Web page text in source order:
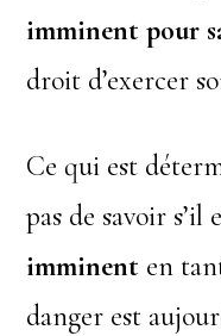
imminent pour
droit d’exercer
Ce qui est
pas de savoir s’il
imminent en
danger est